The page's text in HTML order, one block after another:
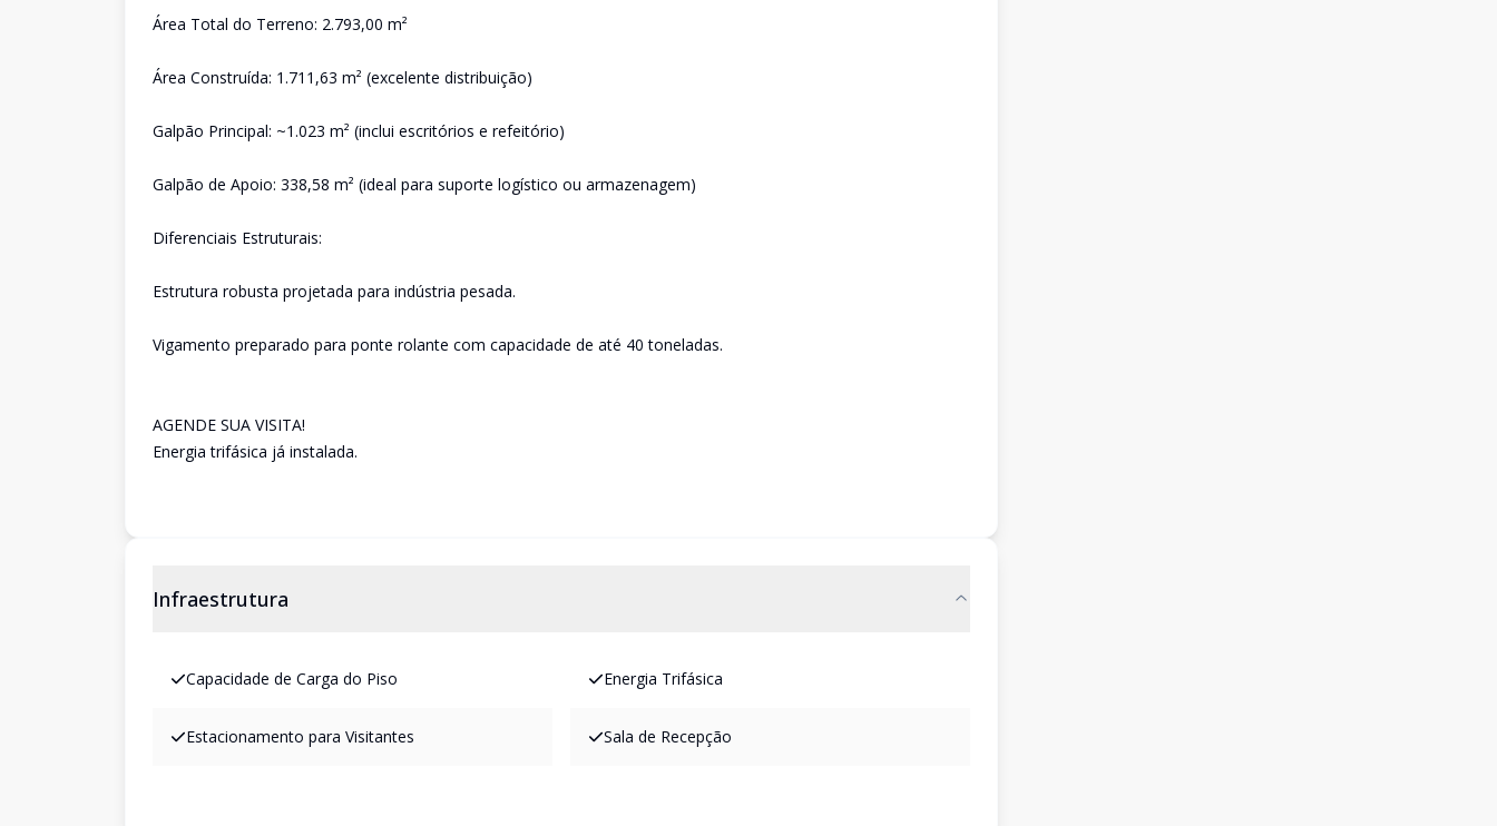
Área Total do Terreno: 2.793,00 m²
Área Construída: 1.711,63 m² (excelente distribuição)
Galpão Principal: ~1.023 m² (inclui escritórios e refeitório)
Galpão de Apoio: 338,58 m² (ideal para suporte logístico ou armazenagem)
Diferenciais Estruturais:
Estrutura robusta projetada para indústria pesada.
Vigamento preparado para ponte rolante com capacidade de até 40 toneladas.
AGENDE SUA VISITA!
Energia trifásica já instalada.
Infraestrutura
Capacidade de Carga do Piso Energia Trifásica
Estacionamento para Visitantes Sala de Recepção